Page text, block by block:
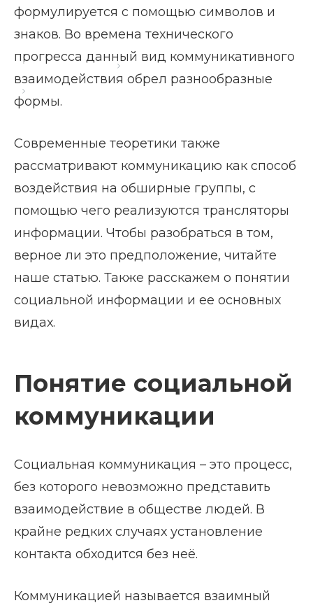
Главная страница
формулируется с помощью символов и
знаков. Во времена технического
прогресса данный вид коммуникативного
взаимодействия обрел разнообразные
формы.
Современные теоретики также
рассматривают коммуникацию как способ
воздействия на обширные группы, с
помощью чего реализуются трансляторы
информации. Чтобы разобраться в том,
верное ли это предположение, читайте
наше статью. Также расскажем о понятии
социальной информации и ее основных
видах.
Понятие социальной
коммуникации
Социальная коммуникация – это процесс,
без которого невозможно представить
взаимодействие в обществе людей. В
крайне редких случаях установление
контакта обходится без неё.
Коммуникацией называется взаимный